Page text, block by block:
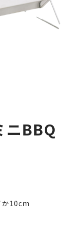
ニBBQ
か10cm